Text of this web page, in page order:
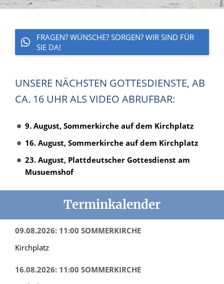
FRAGEN? WÜNSCHE? SORGEN? WIR SIND FÜR
SIE DA!
UNSERE NÄCHSTEN GOTTESDIENSTE, AB
CA. 16 UHR ALS VIDEO ABRUFBAR:
9. August, Sommerkirche auf dem Kirchplatz
16. August, Sommerkirche auf dem Kirchplatz
23. August, Plattdeutscher Gottesdienst am
Musuemshof
Terminkalender
09.08.2026: 11:00 SOMMERKIRCHE
Kirchplatz
16.08.2026: 11:00 SOMMERKIRCHE